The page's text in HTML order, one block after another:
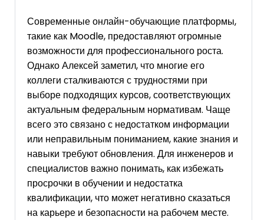
Современные онлайн-обучающие платформы,
такие как Moodle, предоставляют огромные
возможности для профессионального роста.
Однако Алексей заметил, что многие его
коллеги сталкиваются с трудностями при
выборе подходящих курсов, соответствующих
актуальным федеральным нормативам. Чаще
всего это связано с недостатком информации
или неправильным пониманием, какие знания и
навыки требуют обновления. Для инженеров и
специалистов важно понимать, как избежать
просрочки в обучении и недостатка
квалификации, что может негативно сказаться
на карьере и безопасности на рабочем месте.